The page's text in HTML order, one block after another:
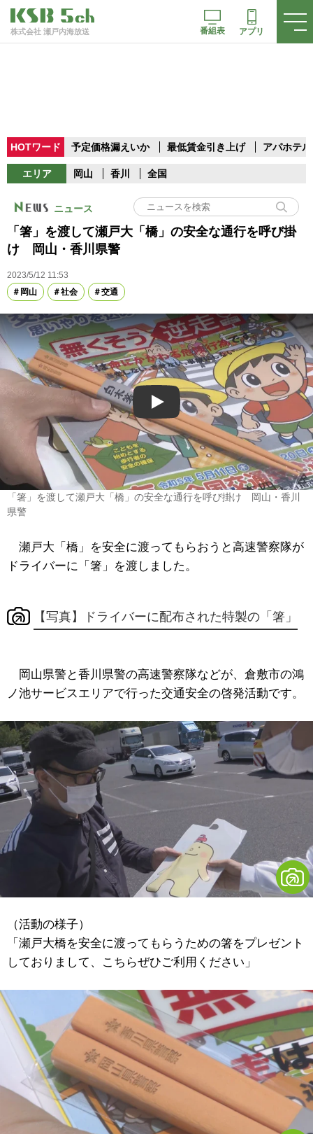
株式会社 瀬戸内海放送 番組表 アプリ
HOTワード 予定価格漏えいか 最低賃金引き上げ アパホテル
エリア 岡山 香川 全国
ニュース
「箸」を渡して瀬戸大「橋」の安全な通行を呼び掛
け 岡山・香川県警
2023/5/12 11:53
岡山
社会 交通
Play
「箸」を渡して瀬戸大「橋」の安全な通行を呼び掛け 岡山・香川
県警
瀬戸大「橋」を安全に渡ってもらおうと高速警察隊が
ドライバーに「箸」を渡しました。
【写真】ドライバーに配布された特製の「箸」
岡山県警と香川県警の高速警察隊などが、倉敷市の鴻
ノ池サービスエリアで行った交通安全の啓発活動です。
（活動の様子）
「瀬戸大橋を安全に渡ってもらうための箸をプレゼント
しておりまして、こちらぜひご利用ください」